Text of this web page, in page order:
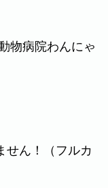
物病院わんにゃ
せん！（フルカ